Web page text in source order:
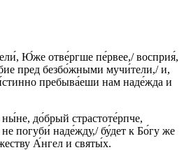
Ю́же отве́ргше пе́рвее,/ восприя́,
пред безбо́жными мучи́тели,/ и,
пребыва́еши нам наде́жда и
до́брый страстоте́рпче,
погуби́ наде́жду,/ бу́дет к Бо́гу же
А́нгел и святы́х.